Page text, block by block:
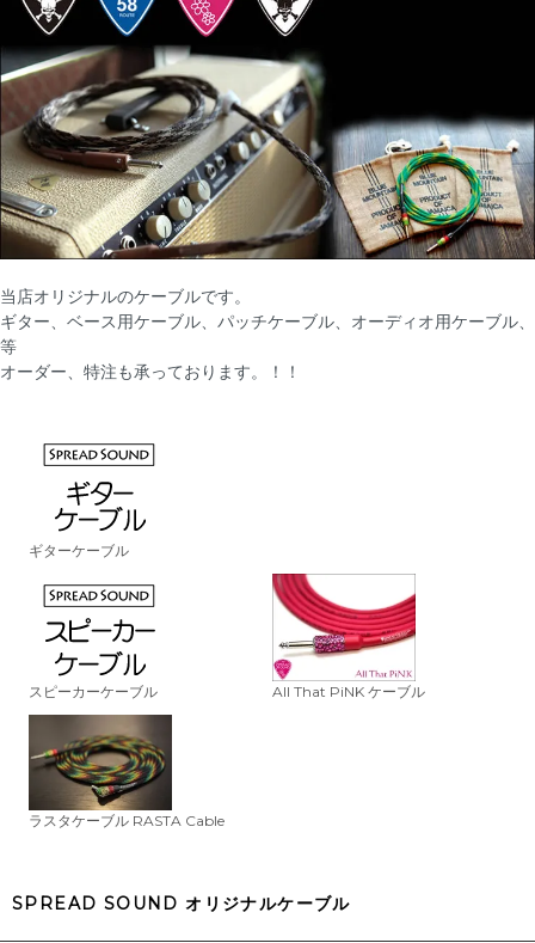
当店オリジナルのケーブルです。
ギター、ベース用ケーブル、パッチケーブル、オーディオ用ケーブル、
等
オーダー、特注も承っております。！！
ギターケーブル
スピーカーケーブル All That PiNK ケーブル
ラスタケーブル RASTA Cable
SPREAD SOUND オリジナルケーブル